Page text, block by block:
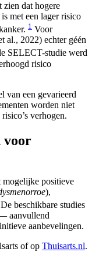
dat hogere
met een lager risico
1 Voor
al., 2022) echter géén
SELECT-studie werd
risico
van een gevarieerd
worden niet
verhogen.
voor
positieve
),
De beschikbare studies
aanvullend
aanbevelingen.
of op Thuisarts.nl.